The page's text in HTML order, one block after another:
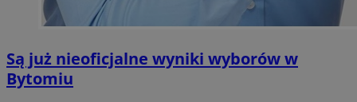
Są już nieoficjalne wyniki wyborów w
Bytomiu